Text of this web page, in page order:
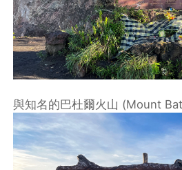
與知名的巴杜爾火山 (Mount